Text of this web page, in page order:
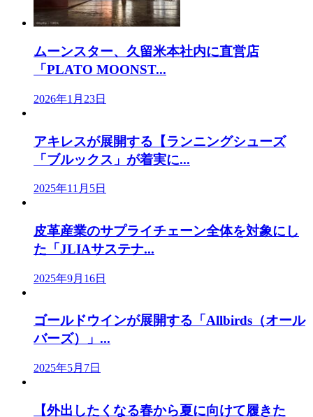
ムーンスター、久留米本社内に直営店
「PLATO MOONST...
2026年1月23日
アキレスが展開する【ランニングシューズ
「ブルックス」が着実に...
2025年11月5日
皮革産業のサプライチェーン全体を対象にし
た「JLIAサステナ...
2025年9月16日
ゴールドウインが展開する「Allbirds（オール
バーズ）」...
2025年5月7日
【外出したくなる春から夏に向けて履きた